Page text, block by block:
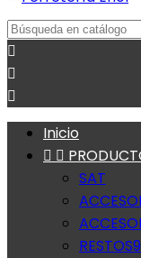



Inicio
 
SAT